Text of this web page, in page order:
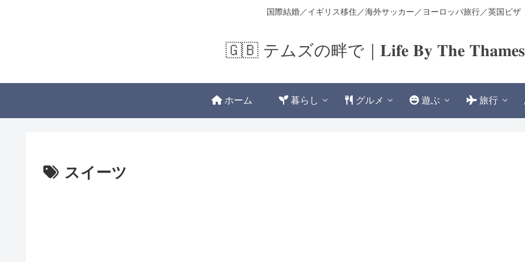
国際結婚／イギリス移住／海外サッカー／ヨーロッパ旅行／英国ビザ
🇬🇧 テムズの畔で｜𝐋𝐢𝐟𝐞 𝐁𝐲 𝐓𝐡𝐞
ホーム 暮らし グルメ 遊ぶ 旅行
スイーツ